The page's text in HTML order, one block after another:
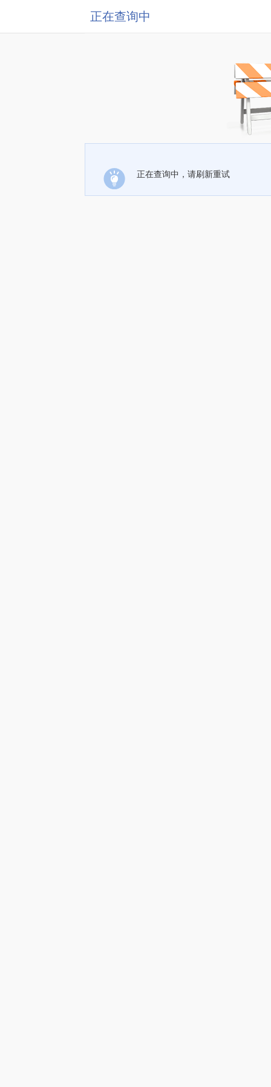
正在查询中
正在查询中，请刷新重试